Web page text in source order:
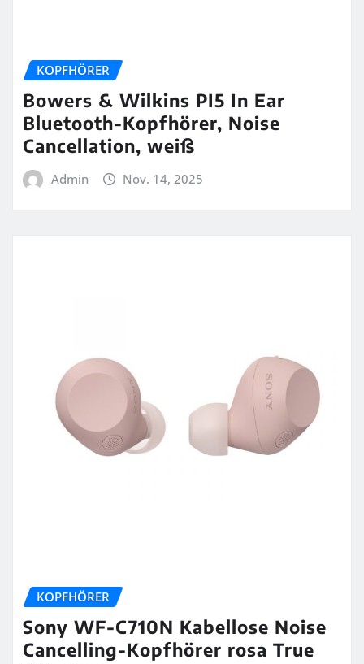
KOPFHÖRER
Bowers & Wilkins PI5 In Ear
Bluetooth-Kopfhörer, Noise
Cancellation, weiß
Admin Nov. 14, 2025
KOPFHÖRER
Sony WF-C710N Kabellose Noise
Cancelling-Kopfhörer rosa True